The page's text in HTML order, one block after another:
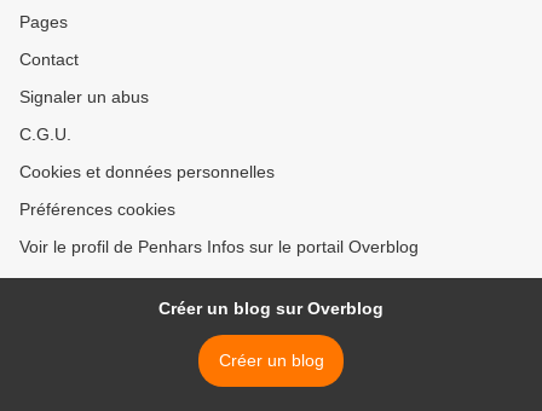
Pages
Contact
Signaler un abus
C.G.U.
Cookies et données personnelles
Préférences cookies
Voir le profil de Penhars Infos sur le portail Overblog
Créer un blog sur Overblog
Créer un blog